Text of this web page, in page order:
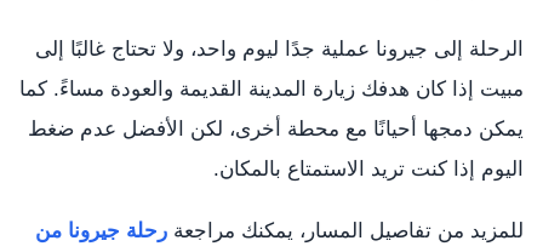
الرحلة إلى جيرونا عملية جدًا ليوم واحد، ولا تحتاج غالبًا إلى
مبيت إذا كان هدفك زيارة المدينة القديمة والعودة مساءً. كما
يمكن دمجها أحيانًا مع محطة أخرى، لكن الأفضل عدم ضغط
اليوم إذا كنت تريد الاستمتاع بالمكان.
للمزيد من تفاصيل المسار، يمكنك مراجعة رحلة جيرونا من